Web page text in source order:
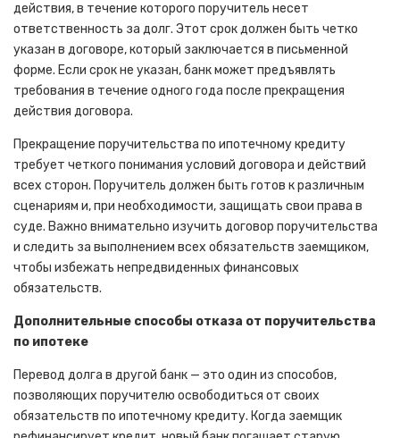
действия, в течение которого поручитель несет
ответственность за долг. Этот срок должен быть четко
указан в договоре, который заключается в письменной
форме. Если срок не указан, банк может предъявлять
требования в течение одного года после прекращения
действия договора.
Прекращение поручительства по ипотечному кредиту
требует четкого понимания условий договора и действий
всех сторон. Поручитель должен быть готов к различным
сценариям и, при необходимости, защищать свои права в
суде. Важно внимательно изучить договор поручительства
и следить за выполнением всех обязательств заемщиком,
чтобы избежать непредвиденных финансовых
обязательств.
Дополнительные способы отказа от поручительства
по ипотеке
Перевод долга в другой банк — это один из способов,
позволяющих поручителю освободиться от своих
обязательств по ипотечному кредиту. Когда заемщик